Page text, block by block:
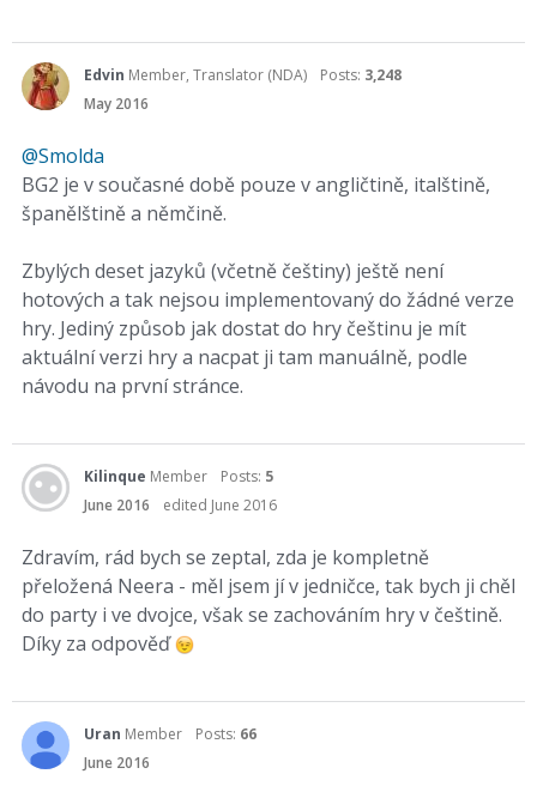
Edvin Member, Translator (NDA) Posts: 3,248
May 2016
@Smolda
BG2 je v současné době pouze v angličtině, italštině,
španělštině a němčině.
Zbylých deset jazyků (včetně češtiny) ještě není
hotových a tak nejsou implementovaný do žádné verze
hry. Jediný způsob jak dostat do hry češtinu je mít
aktuální verzi hry a nacpat ji tam manuálně, podle
návodu na první stránce.
Kilinque Member Posts: 5
June 2016
edited June 2016
Zdravím, rád bych se zeptal, zda je kompletně
přeložená Neera - měl jsem jí v jedničce, tak bych ji chěl
do party i ve dvojce, však se zachováním hry v češtině.
Díky za odpověď
Uran Member Posts: 66
June 2016